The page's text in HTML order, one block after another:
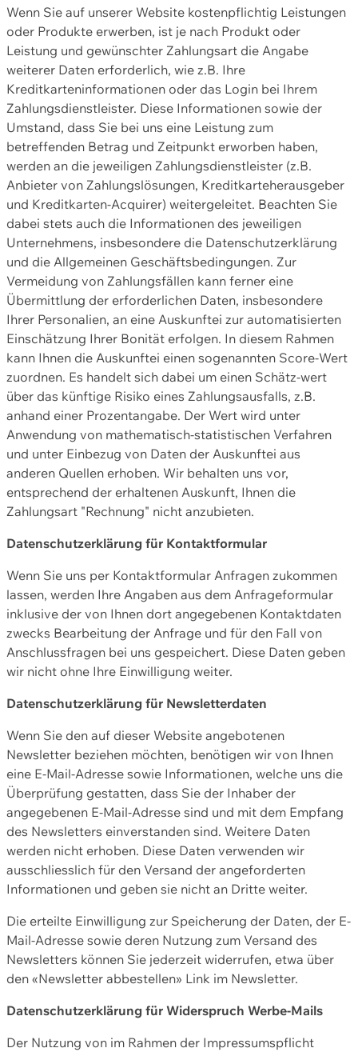
Wenn Sie auf unserer Website kostenpflichtig Leistungen
oder Produkte erwerben, ist je nach Produkt oder
Leistung und gewünschter Zahlungsart die Angabe
weiterer Daten erforderlich, wie z.B. Ihre
Kreditkarteninformationen oder das Login bei Ihrem
Zahlungsdienstleister. Diese Informationen sowie der
Umstand, dass Sie bei uns eine Leistung zum
betreffenden Betrag und Zeitpunkt erworben haben,
werden an die jeweiligen Zahlungsdienstleister (z.B.
Anbieter von Zahlungslösungen, Kreditkarteherausgeber
und Kreditkarten-Acquirer) weitergeleitet. Beachten Sie
dabei stets auch die Informationen des jeweiligen
Unternehmens, insbesondere die Datenschutzerklärung
und die Allgemeinen Geschäftsbedingungen. Zur
Vermeidung von Zahlungsfällen kann ferner eine
Übermittlung der erforderlichen Daten, insbesondere
Ihrer Personalien, an eine Auskunftei zur automatisierten
Einschätzung Ihrer Bonität erfolgen. In diesem Rahmen
kann Ihnen die Auskunftei einen sogenannten Score-Wert
zuordnen. Es handelt sich dabei um einen Schätz-wert
über das künftige Risiko eines Zahlungsausfalls, z.B.
anhand einer Prozentangabe. Der Wert wird unter
Anwendung von mathematisch-statistischen Verfahren
und unter Einbezug von Daten der Auskunftei aus
anderen Quellen erhoben. Wir behalten uns vor,
entsprechend der erhaltenen Auskunft, Ihnen die
Zahlungsart "Rechnung" nicht anzubieten.
Datenschutzerklärung für Kontaktformular
Wenn Sie uns per Kontaktformular Anfragen zukommen
lassen, werden Ihre Angaben aus dem Anfrageformular
inklusive der von Ihnen dort angegebenen Kontaktdaten
zwecks Bearbeitung der Anfrage und für den Fall von
Anschlussfragen bei uns gespeichert. Diese Daten geben
wir nicht ohne Ihre Einwilligung weiter.
Datenschutzerklärung für Newsletterdaten
Wenn Sie den auf dieser Website angebotenen
Newsletter beziehen möchten, benötigen wir von Ihnen
eine E-Mail-Adresse sowie Informationen, welche uns die
Überprüfung gestatten, dass Sie der Inhaber der
angegebenen E-Mail-Adresse sind und mit dem Empfang
des Newsletters einverstanden sind. Weitere Daten
werden nicht erhoben. Diese Daten verwenden wir
ausschliesslich für den Versand der angeforderten
Informationen und geben sie nicht an Dritte weiter.
Die erteilte Einwilligung zur Speicherung der Daten, der E-
Mail-Adresse sowie deren Nutzung zum Versand des
Newsletters können Sie jederzeit widerrufen, etwa über
den «Newsletter abbestellen» Link im Newsletter.
Datenschutzerklärung für Widerspruch Werbe-Mails
Der Nutzung von im Rahmen der Impressumspflicht